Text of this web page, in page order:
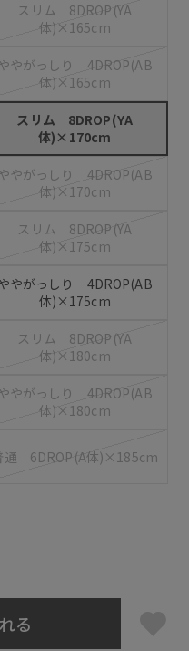
スリム 8DROP(YA
体)×165cm
ややがっしり 4DROP(AB
体)×165cm
スリム 8DROP(YA
体)×170cm
ややがっしり 4DROP(AB
体)×170cm
スリム 8DROP(YA
体)×175cm
やがっしり 4DROP(AB
体)×175cm
スリム 8DROP(YA
体)×180cm
ややがっしり 4DROP(AB
体)×180cm
通 6DROP(A体)×185cm
る